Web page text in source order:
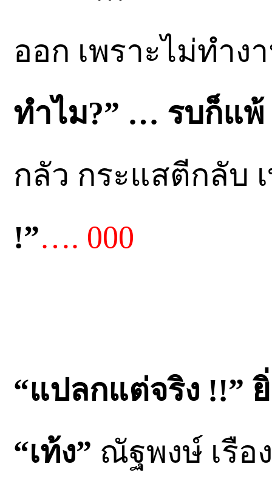
ออก เพราะไม่ทำ
ทำไม?” … รบก็แพ้
กลัว กระแสตีกลับ
!”…. 000
“แปลกแต่จริง !!”
“เท้ง” ณัฐพงษ์ เรื